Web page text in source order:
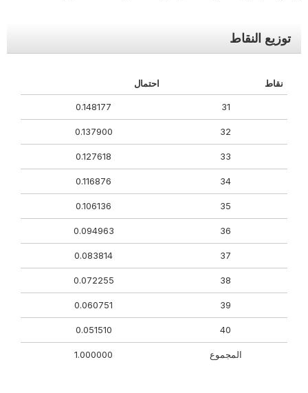
توزيع النقاط
نقاط احتمال
31
0.148177
32
0.137900
33
0.127618
34
0.116876
35
0.106136
36
0.094963
37
0.083814
38
0.072255
39
0.060751
40
0.051510
المجموع 1.000000